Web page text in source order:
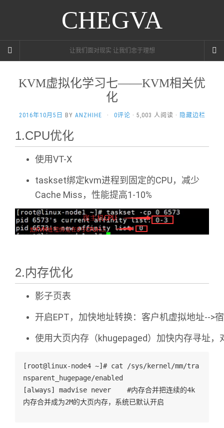
CHEGVA
让我们面对现实 让我们忠于理想
KVM虚拟化学习七——KVM相关优
化
2016年10月5日 BY ANZHIHE · 0评论 · 5,003 人阅读 · 隐藏边栏
1.CPU优化
使用VT-X
taskset绑定kvm进程到固定的CPU，减少
Cache Miss，性能提高1-10%
2.内存优化
影子页表
开启EPT，加快地址转换：客户机虚拟地址-->
使用大页内存（khugepaged）加快内存寻址
[root@linux-node4 ~]# cat /sys/kernel/mm/tra
nsparent_hugepage/enabled
[always] madvise never    #内存合并把连续的4k
内存合并成为2M的大页内存，系统已默认开启